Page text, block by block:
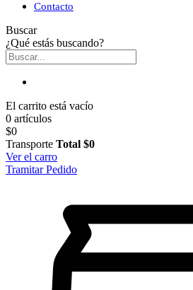
Contacto
Buscar
¿Qué estás buscando?
El carrito está vacío
0 artículos
$0
Transporte Total $0
Ver el carro
Tramitar Pedido